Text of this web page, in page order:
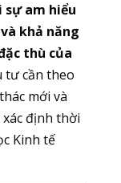
sự am hiểu
khả năng
thù của
tư cần theo
mới và
định thời
Kinh tế